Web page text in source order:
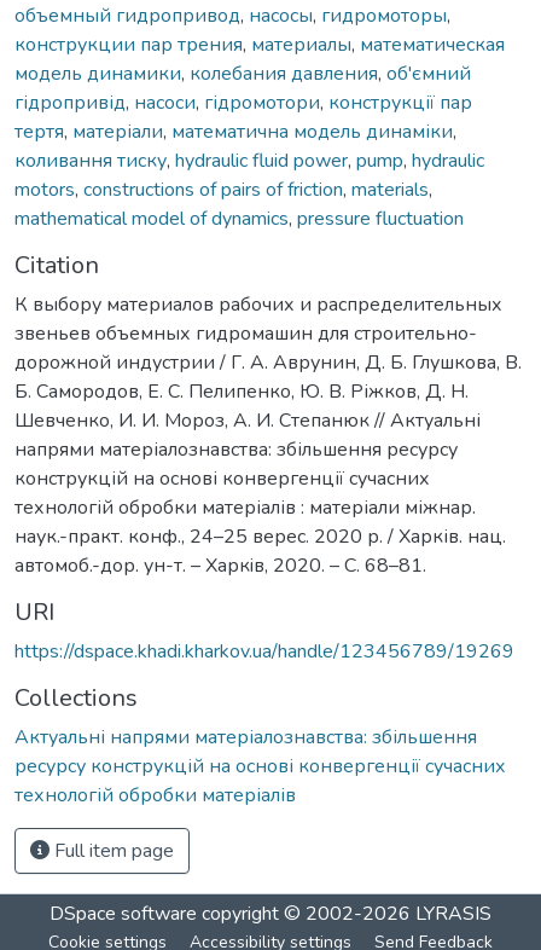
объемный гидропривод, насосы, гидромоторы,
конструкции пар трения, материалы, математическая
модель динамики, колебания давления, об'ємний
гідропривід, насоси, гідромотори, конструкції пар
тертя, матеріали, математична модель динаміки,
коливання тиску, hydraulic fluid power, pump, hydraulic
motors, constructions of pairs of friction, materials,
mathematical model of dynamics, pressure fluctuation
Citation
К выбору материалов рабочих и распределительных
звеньев объемных гидромашин для строительно-
дорожной индустрии / Г. А. Аврунин, Д. Б. Глушкова, В.
Б. Самородов, Е. С. Пелипенко, Ю. В. Ріжков, Д. Н.
Шевченко, И. И. Мороз, А. И. Степанюк // Актуальні
напрями матеріалознавства: збільшення ресурсу
конструкцій на основі конвергенції сучасних
технологій обробки матеріалів : матеріали міжнар.
наук.-практ. конф., 24–25 верес. 2020 р. / Харків. нац.
автомоб.-дор. ун-т. – Харкiв, 2020. – С. 68–81.
URI
https://dspace.khadi.kharkov.ua/handle/123456789/19269
Collections
Актуальні напрями матеріалознавства: збільшення
ресурсу конструкцій на основі конвергенції сучасних
технологій обробки матеріалів
Full item page
DSpace software copyright © 2002-2026 LYRASIS
Cookie settings Accessibility settings Send Feedback